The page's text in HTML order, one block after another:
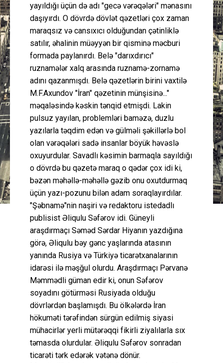
yayıldığı üçün də adı "gecə vərəqələri" mənasını
daşıyırdı. O dövrdə dövlət qəzetləri çox zaman
maraqsız və cansıxıcı olduğundan çətinliklə
satılır, əhalinin müəyyən bir qisminə məcburi
formada paylanırdı. Belə "darıxdırıcı"
ruznamələr xalq arasında ruznamə-zornamə
adını qazanmışdı. Belə qəzetlərin birini vaxtilə
M.F.Axundov "İran" qəzetinin münşisinə..."
məqaləsində kəskin tənqid etmişdi. Lakin
pulsuz yayılan, problemləri baməzə, duzlu
yazılarla təqdim edən və gülməli şəkillərlə bol
olan vərəqələri sadə insanlar böyük həvəslə
oxuyurdular. Savadlı kəsimin barmaqla sayıldığı
o dövrdə bu qəzetə maraq o qədər çox idi ki,
bəzən məhəllə-məhəllə gəzib onu oxutdurmaq
üçün yazı-pozunu bilən adam soraqlayırdılar.
"Şəbnamə"nin naşiri və redaktoru istedadlı
publisist Əliqulu Səfərov idi. Güneyli
araşdırmaçı Səməd Sərdar Hiyanın yazdığına
görə, Əliqulu bəy gənc yaşlarında atasının
yanında Rusiya və Türkiyə ticarətxanalarının
idarəsi ilə məşğul olurdu. Araşdırmaçı Pərvanə
Məmmədli güman edir ki, onun Səfərov
soyadını götürməsi Rusiyada olduğu
dövrlərdən başlamışdı. Bu ölkələrdə İran
hökuməti tərəfindən sürgün edilmiş siyasi
mühacirlər yerli mütərəqqi fikirli ziyalılarla sıx
təmasda olurdular. Əliqulu Səfərov sonradan
ticarəti tərk edərək vətənə dönür.